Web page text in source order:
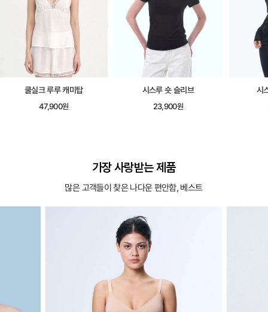
쿨실크 루루 캐미탑
47,900원
시스루 숏 슬리브
23,900원
시
가장 사랑받는 제품
많은 고객들이 찾은 나다운 편안함, 베스트